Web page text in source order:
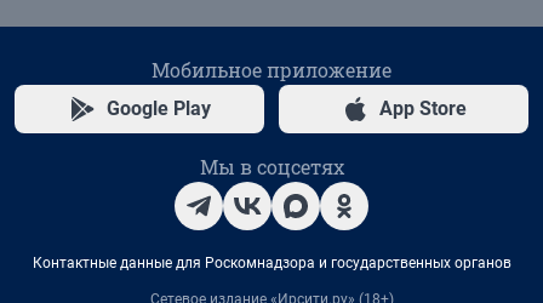
Мобильное приложение
Google Play App Store
Мы в соцсетях
Контактные данные для Роскомнадзора и государственных органов
Сетевое издание «Ирсити.ру» (18+)